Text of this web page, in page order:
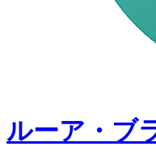
ルーア・ブ